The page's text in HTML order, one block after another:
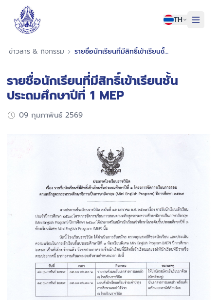
TH
หน้าแรก
บุคลากรราชวินิต
ข่าวสาร & กิจกรรม รายชื่อนักเรียนที่มีสิทธิ์เข้าเรียนชั้นประถมศึกษาปีที่ 1 MEP
รายชื่อนักเรียนที่มีสิทธิ์เข้าเรียนชั้น
ประถมศึกษาปีที่ 1 MEP
09 กุมภาพันธ์ 2569